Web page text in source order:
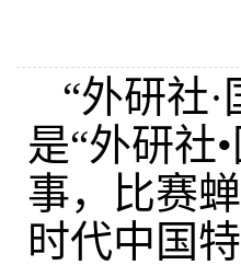
“外研社·
是“外研社•
事，比赛
时代中国